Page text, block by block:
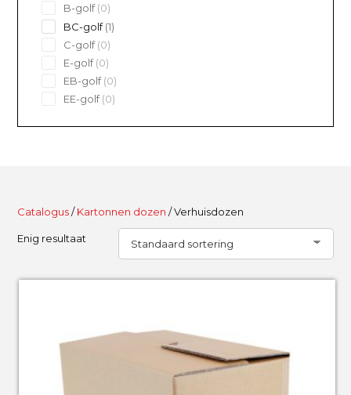
B-golf 00
products
BC-golf 11
C-golf 00
products
E-golf 00
products
EB-golf 00
products
EE-golf 00
Catalogus/Kartonnen dozen / Verhuisdozen
Enig resultaat